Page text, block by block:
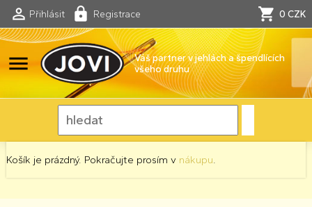
Přihlásit Registrace 0 CZK
menu
Váš partner v jehlách a špendlících
všeho druhu
Košík je prázdný. Pokračujte prosím v nákupu.